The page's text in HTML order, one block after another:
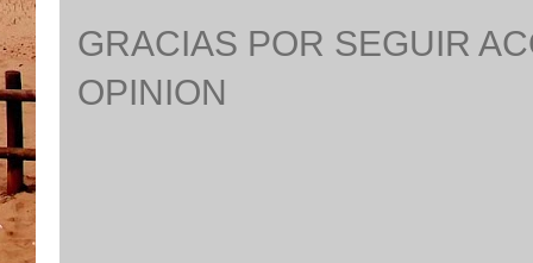
GRACIAS POR SEGUIR
OPINION